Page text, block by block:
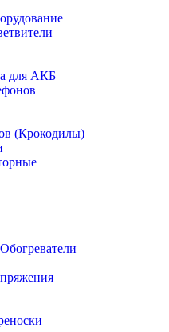
для АКБ
(Крокодилы)